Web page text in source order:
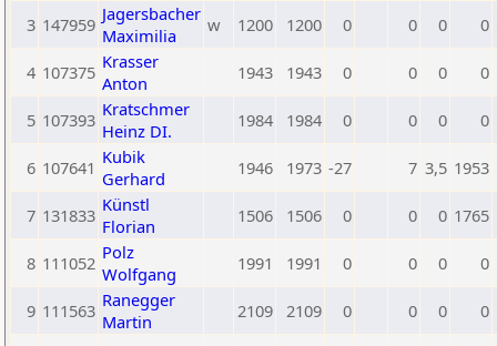
3 147959 Jagersbacher
Maximilia
w 1200 1200 0 0 0 0
4 107375 Krasser
Anton
1943 1943 0 0 0 0
5 107393 Kratschmer
Heinz DI.
1984 1984 0 0 0 0
6 107641 Kubik
Gerhard
1946 1973 -27 7 3,5 1953
7 131833 Künstl
Florian
1506 1506 0 0 0 1765
8 111052 Polz
Wolfgang
1991 1991 0 0 0 0
9 111563 Ranegger
Martin
2109 2109 0 0 0 0